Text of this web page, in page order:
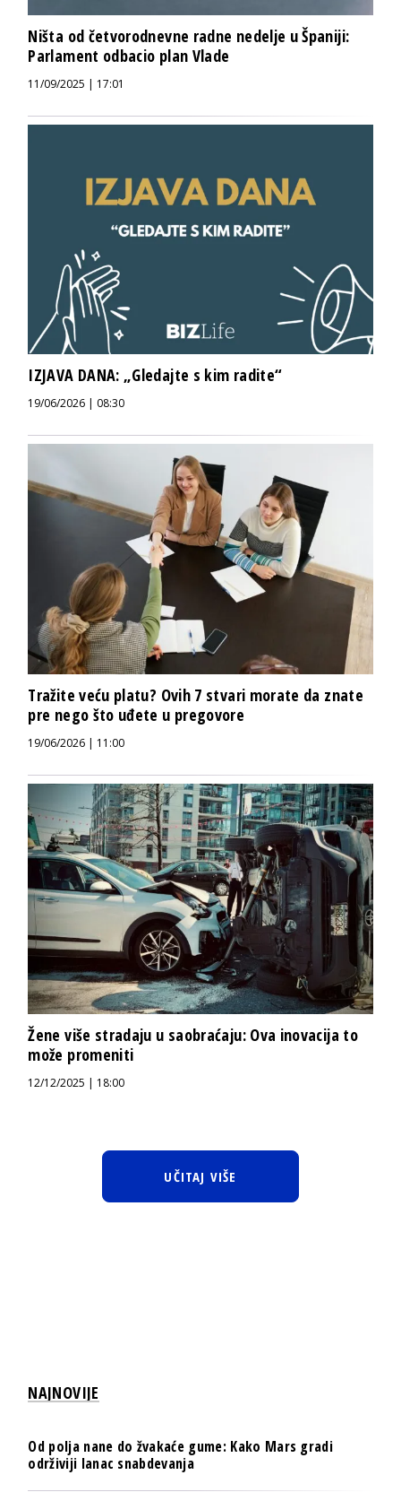
Ništa od četvorodnevne radne nedelje u Španiji:
Parlament odbacio plan Vlade
11/09/2025 | 17:01
IZJAVA DANA: „Gledajte s kim radite“
19/06/2026 | 08:30
Tražite veću platu? Ovih 7 stvari morate da znate
pre nego što uđete u pregovore
19/06/2026 | 11:00
Žene više stradaju u saobraćaju: Ova inovacija to
može promeniti
12/12/2025 | 18:00
UČITAJ VIŠE
NAJNOVIJE
Od polja nane do žvakaće gume: Kako Mars gradi
održiviji lanac snabdevanja